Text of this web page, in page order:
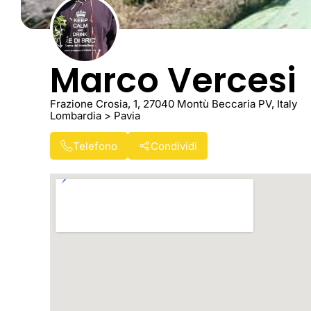
Marco Vercesi
Frazione Crosia, 1, 27040 Montù Beccaria PV, Italy
Lombardia > Pavia
Telefono Condividi